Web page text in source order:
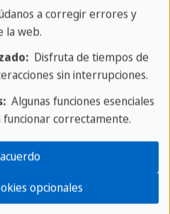
a corregir errores y
la web.
Disfruta de tiempos de
sin interrupciones.
Algunas funciones esenciales
correctamente.
opcionales